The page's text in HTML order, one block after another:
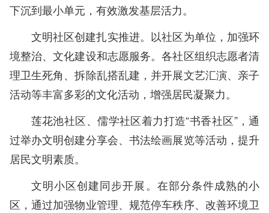
下沉到最小单元，有效激发基层活力。
文明社区创建扎实推进。以社区为单位，加强环
境整治、文化建设和志愿服务。各社区组织志愿者清
理卫生死角、拆除乱搭乱建，并开展文艺汇演、亲子
活动等丰富多彩的文化活动，增强居民凝聚力。
莲花池社区、儒学社区着力打造“书香社区”，通
过举办文明创建分享会、书法绘画展览等活动，提升
居民文明素质。
文明小区创建同步开展。在部分条件成熟的小
区，通过加强物业管理、规范停车秩序、改善环境卫